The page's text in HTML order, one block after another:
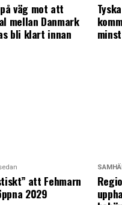
väg mot att
mellan Danmark
bli klart innan
att Fehmarn
2029